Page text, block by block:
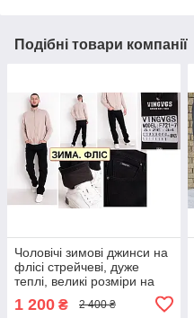
Подібні товари компанії
Чоловічі зимові джинси на
флісі стрейчеві, дуже
теплі, великі розміри на
Туреччина
1 200 ₴ 2 400 ₴